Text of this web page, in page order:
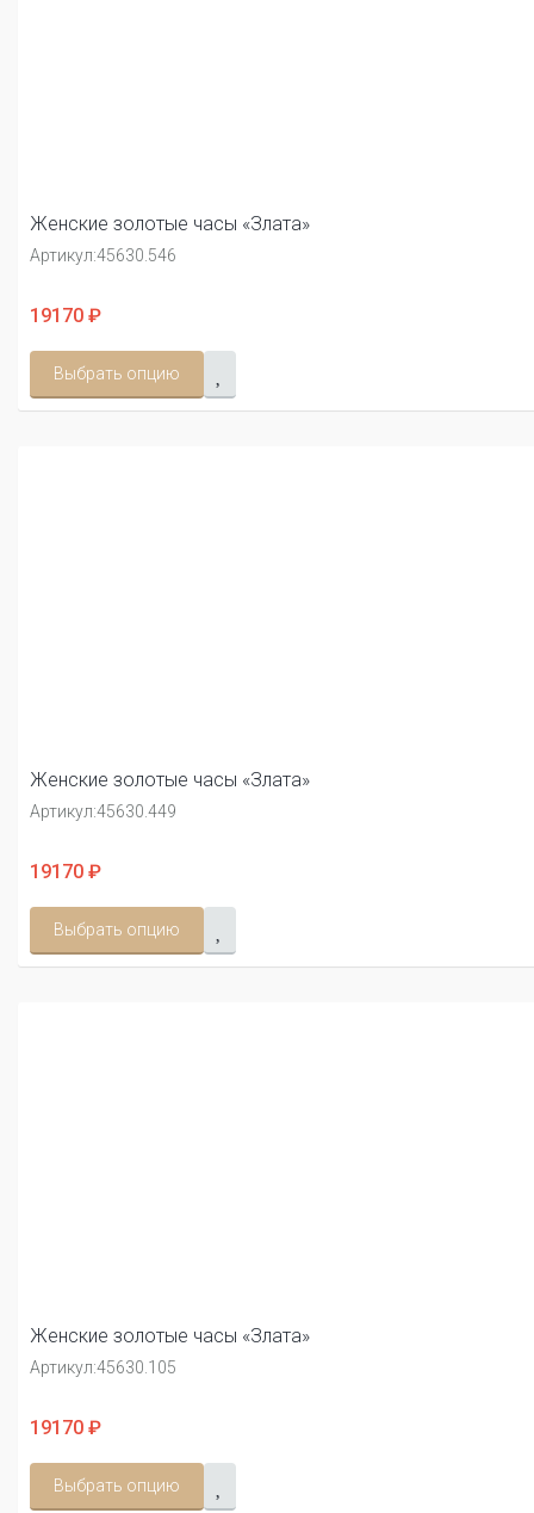
Женские золотые часы «Злата»
Артикул:45630.546
19170 ₽
Выбрать опцию
Женские золотые часы «Злата»
Артикул:45630.449
19170 ₽
Выбрать опцию
Женские золотые часы «Злата»
Артикул:45630.105
19170 ₽
Выбрать опцию